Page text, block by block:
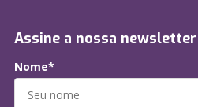
Assine a nossa newsletter
Nome*